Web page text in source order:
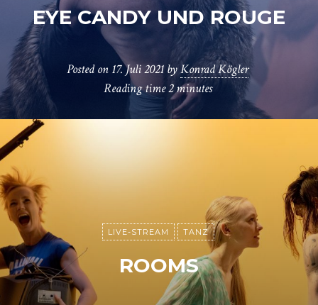
EYE CANDY UND ROUGE
Posted on 17. Juli 2021 byKonrad Kögler
Reading time2 minutes
LIVE-STREAM TANZ
ROOMS